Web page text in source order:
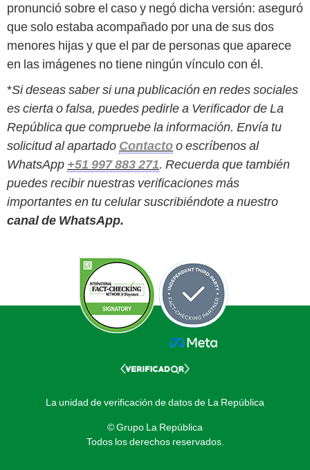
pronunció sobre el caso y negó dicha versión: aseguró
que solo estaba acompañado por una de sus dos
menores hijas y que el par de personas que aparece
en las imágenes no tiene ningún vínculo con él.
*Si deseas saber si una publicación en redes sociales
es cierta o falsa, puedes pedirle a Verificador de La
República que compruebe la información. Envía tu
solicitud al apartado Contactoo escríbenos al
WhatsApp +51 997 883 271. Recuerda que también
puedes recibir nuestras verificaciones más
importantes en tu celular suscribiéndote a nuestro
canal de WhatsApp.
La unidad de verificación de datos de La República
© Grupo La República
Todos los derechos reservados.